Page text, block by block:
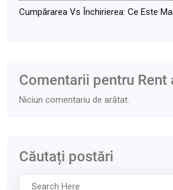
Cumpărarea Vs Închirierea: Ce Este
Comentarii pentru Rent
Niciun comentariu de arătat.
Căutați postări